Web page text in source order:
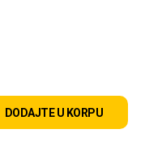
DODAJTE U KORPU